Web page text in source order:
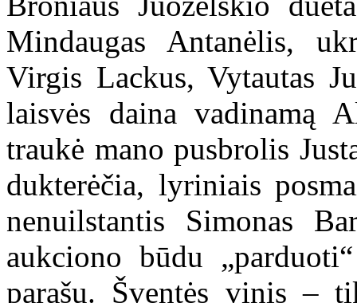
Mindaugas Antanėlis,
Virgis Lackus, Vytautas
laisvės daina vadinamą
traukė mano pusbrolis
dukterėčia, lyriniais
nenuilstantis Simonas
aukciono būdu
parašu. Šventės vinis –